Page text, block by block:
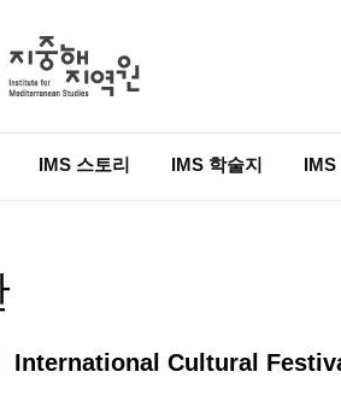
IMS 스토리 IMS 학술지 IMS
International Cultural